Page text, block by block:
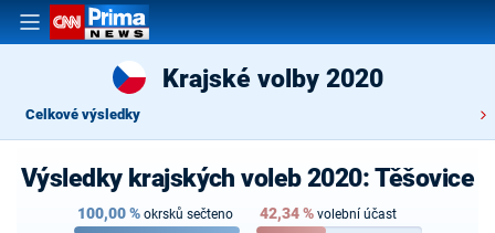
Krajské volby 2020
Celkové výsledky
Výsledky krajských voleb 2020: Těšovice
100,00% okrsků sečteno 42,34% volební účast